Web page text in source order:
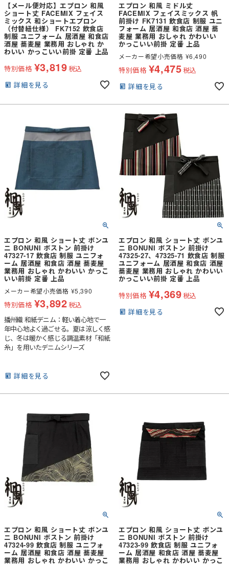
【メール便対応】エプロン 和風
ショート丈 FACEMIX フェイス
ミックス 和ショートエプロン
（付替紐仕様） FK7152 飲食店
制服 ユニフォーム 居酒屋 和食店
酒屋 蕎麦屋 業務用 おしゃれ か
わいい かっこいい前掛 定番 上品
特別価格 ¥3,819税込
詳細を見る
エプロン 和風 ミドル丈
FACEMIX フェイスミックス 帆
前掛け FK7131 飲食店 制服 ユニ
フォーム 居酒屋 和食店 酒屋 蕎
麦屋 業務用 おしゃれ かわいい
かっこいい前掛 定番 上品
メーカー希望小売価格 ¥6,490
特別価格 ¥4,475税込
詳細を見る
エプロン 和風 ショート丈 ボンユ
ニ BONUNI ボストン 前掛け
47327-17 飲食店 制服 ユニフォ
ーム 居酒屋 和食店 酒屋 蕎麦屋
業務用 おしゃれ かわいい かっこ
いい前掛 定番 上品
メーカー希望小売価格 ¥5,390
特別価格 ¥3,892税込
播州織 和紙デニム：軽い着心地で一
年中心地よく過ごせる。夏は涼しく感
じ、冬は暖かく感じる調温素材「和紙
糸」を用いたデニムシリーズ
詳細を見る
エプロン 和風 ショート丈 ボンユ
ニ BONUNI ボストン 前掛け
47325-27、47325-71 飲食店 制服
ユニフォーム 居酒屋 和食店 酒屋
蕎麦屋 業務用 おしゃれ かわいい
かっこいい前掛 定番 上品
特別価格 ¥4,369税込
詳細を見る
エプロン 和風 ショート丈 ボンユ
ニ BONUNI ボストン 前掛け
47324-99 飲食店 制服 ユニフォ
ーム 居酒屋 和食店 酒屋 蕎麦屋
業務用 おしゃれ かわいい かっこ
エプロン 和風 ショート丈 ボンユ
ニ BONUNI ボストン 前掛け
47323-99 飲食店 制服 ユニフォ
ーム 居酒屋 和食店 酒屋 蕎麦屋
業務用 おしゃれ かわいい かっこ